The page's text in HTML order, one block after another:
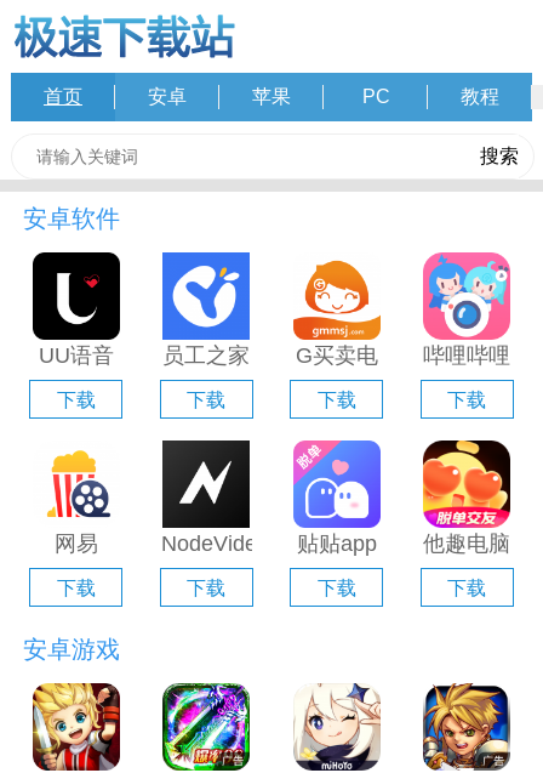
首页 安卓 苹果 PC 教程
安卓软件
UU语音
电脑版
「含模拟
器」
下载
员工之家
电脑版
「含模拟
下载
G买卖电
脑版「含
模拟器」
下载
哔哩哔哩
直播姬电
脑版「含
模拟器」
下载
网易
Filmly电
脑版「含
模拟器」
下载
NodeVideo
电脑版
「含模拟
下载
贴贴app
电脑版
「含模拟
下载
他趣电脑
版「含模
拟器」
下载
安卓游戏